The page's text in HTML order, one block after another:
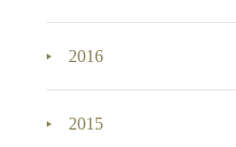
2016
2015